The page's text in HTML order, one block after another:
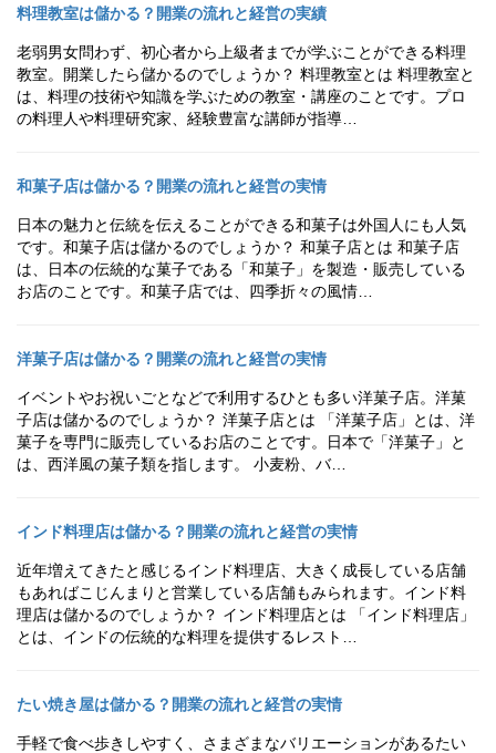
料理教室は儲かる？開業の流れと経営の実績
老弱男女問わず、初心者から上級者までが学ぶことができる料理
教室。開業したら儲かるのでしょうか？ 料理教室とは 料理教室と
は、料理の技術や知識を学ぶための教室・講座のことです。プロ
の料理人や料理研究家、経験豊富な講師が指導…
和菓子店は儲かる？開業の流れと経営の実情
日本の魅力と伝統を伝えることができる和菓子は外国人にも人気
です。和菓子店は儲かるのでしょうか？ 和菓子店とは 和菓子店
は、日本の伝統的な菓子である「和菓子」を製造・販売している
お店のことです。和菓子店では、四季折々の風情…
洋菓子店は儲かる？開業の流れと経営の実情
イベントやお祝いごとなどで利用するひとも多い洋菓子店。洋菓
子店は儲かるのでしょうか？ 洋菓子店とは 「洋菓子店」とは、洋
菓子を専門に販売しているお店のことです。日本で「洋菓子」と
は、西洋風の菓子類を指します。 小麦粉、バ…
インド料理店は儲かる？開業の流れと経営の実情
近年増えてきたと感じるインド料理店、大きく成長している店舗
もあればこじんまりと営業している店舗もみられます。インド料
理店は儲かるのでしょうか？ インド料理店とは 「インド料理店」
とは、インドの伝統的な料理を提供するレスト…
たい焼き屋は儲かる？開業の流れと経営の実情
手軽で食べ歩きしやすく、さまざまなバリエーションがあるたい